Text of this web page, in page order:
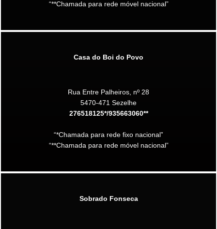
“**Chamada para rede móvel nacional”
Casa do Boi do Povo
Rua Entre Palheiros, nº 28
5470-471 Sezelhe
276518125*/935663060**
“*Chamada para rede fixo nacional”
“**Chamada para rede móvel nacional”
Sobrado Fonseca